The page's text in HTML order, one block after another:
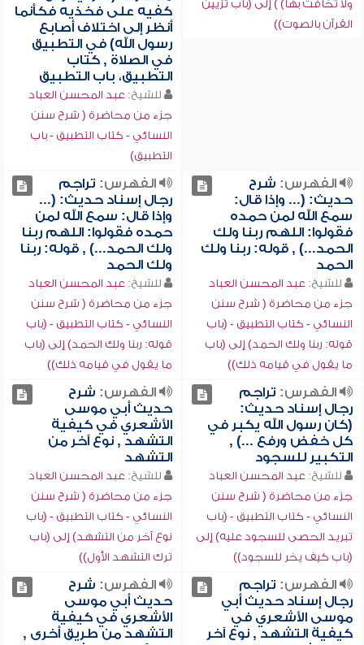
ولا تخافت بها) ) إلى (باب تزيين
القرآن بالصوت))
كفيه على فخذيه فكأنما
أنظر إلى اختلاف أصابع
رسول الله) في التطبيق
في الصلاة , كتاب
التطبيق، باب التطبيق
للشيخ: عبد المحسن العباد
جزء من محاضرة ( شرح سنن
النسائي - كتاب التطبيق - باب
التطبيق)
الفهرس: شرح
حديث: (... وإذا قال:
سمع الله لمن حمده
فقولوا: اللهم ربنا ولك
الحمد...) , قوله: ربنا ولك
الحمد
للشيخ: عبد المحسن العباد
جزء من محاضرة ( شرح سنن
النسائي - كتاب التطبيق - (باب
قوله: ربنا ولك الحمد) إلى (باب
ما يقول في قيامه ذلك))
الفهرس: تراجم
رجال إسناد حديث: (...
وإذا قال: سمع الله لمن
حمده فقولوا: اللهم ربنا
ولك الحمد...) , قوله: ربنا
ولك الحمد
للشيخ: عبد المحسن العباد
جزء من محاضرة ( شرح سنن
النسائي - كتاب التطبيق - (باب
قوله: ربنا ولك الحمد) إلى (باب
ما يقول في قيامه ذلك))
الفهرس: تراجم
رجال إسناد حديث:
(كان رسول الله يكبر في
كل خفض ورفع ...) ,
التكبير للسجود
للشيخ: عبد المحسن العباد
جزء من محاضرة ( شرح سنن
النسائي - كتاب التطبيق - (باب
تبريد الحصى للسجود عليه) إلى
(باب كيف يخر للسجود))
الفهرس: شرح
حديث أبي موسى
الأشعري في كيفية
التشهد , نوع آخر من
التشهد
للشيخ: عبد المحسن العباد
جزء من محاضرة ( شرح سنن
النسائي - كتاب التطبيق - (باب
نوع آخر من التشهد) إلى (باب
ترك التشهد الأول))
الفهرس: تراجم
رجال إسناد حديث أبي
موسى الأشعري في
كيفية التشهد , نوع آخر
الفهرس: شرح
حديث أبي موسى
الأشعري في كيفية
التشهد من طريق أخرى ,